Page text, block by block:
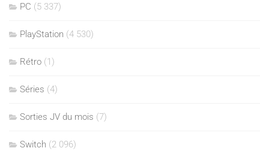
PC (5 337)
PlayStation (4 530)
Rétro (1)
Séries (4)
Sorties JV du mois (7)
Switch (2 096)